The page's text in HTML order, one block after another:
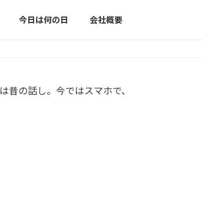
今日は何の日 会社概要
の話し。今ではスマホで、